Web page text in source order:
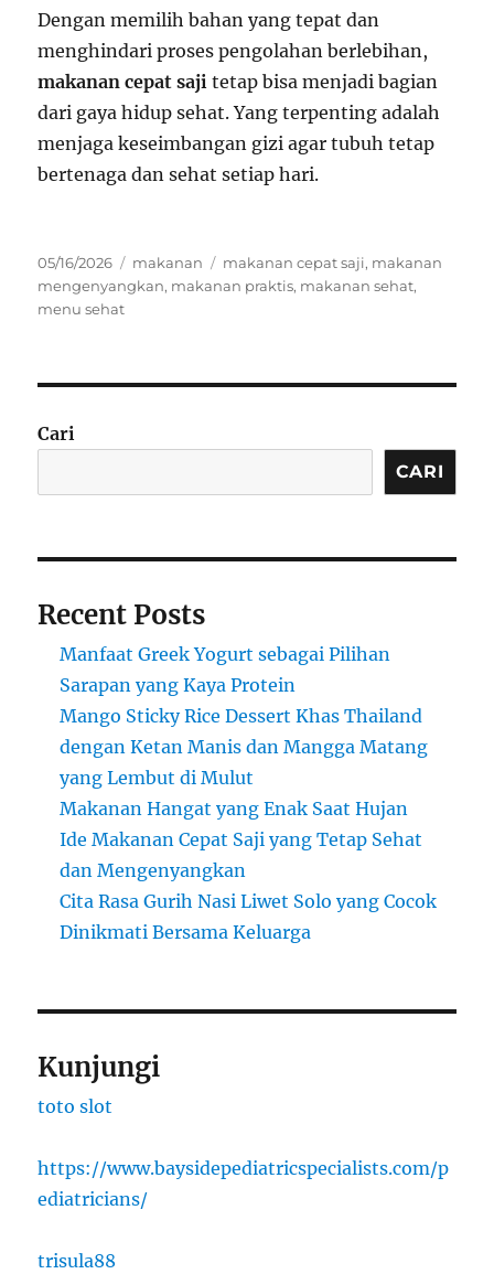
Dengan memilih bahan yang tepat dan
menghindari proses pengolahan berlebihan,
makanan cepat saji tetap bisa menjadi bagian
dari gaya hidup sehat. Yang terpenting adalah
menjaga keseimbangan gizi agar tubuh tetap
bertenaga dan sehat setiap hari.
Posted
on
05/16/2026 Categories
makanan Tags
makanan cepat saji, makanan
mengenyangkan, makanan praktis, makanan sehat,
menu sehat
Cari
CARI
Recent Posts
Manfaat Greek Yogurt sebagai Pilihan
Sarapan yang Kaya Protein
Mango Sticky Rice Dessert Khas Thailand
dengan Ketan Manis dan Mangga Matang
yang Lembut di Mulut
Makanan Hangat yang Enak Saat Hujan
Ide Makanan Cepat Saji yang Tetap Sehat
dan Mengenyangkan
Cita Rasa Gurih Nasi Liwet Solo yang Cocok
Dinikmati Bersama Keluarga
Kunjungi
toto slot
https://www.baysidepediatricspecialists.com/p
ediatricians/
trisula88